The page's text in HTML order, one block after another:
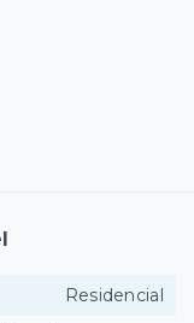
Residencial